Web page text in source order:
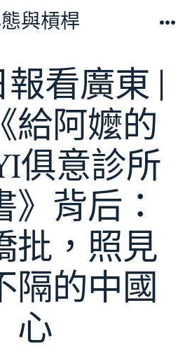
與槓桿
看廣東 |
給阿嬤的
俱意診所
》背后：
批，照見
隔的中國
心